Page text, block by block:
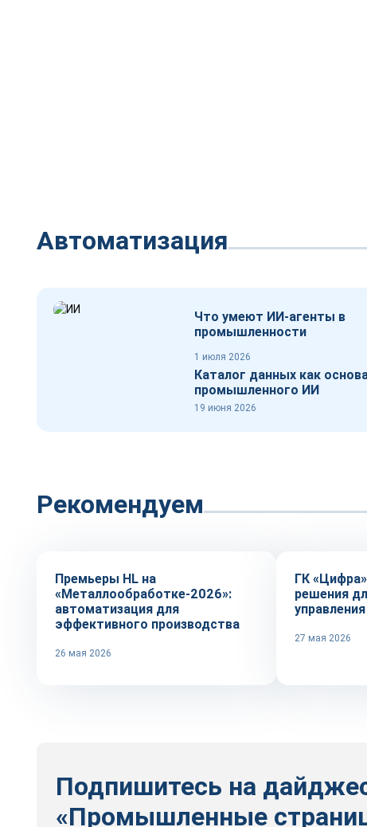
Автоматизация
Что умеют ИИ-агенты в
промышленности
1 июля 2026
Каталог данных как
промышленного ИИ
19 июня 2026
Рекомендуем
Премьеры HL на
«Металлообработке-2026»:
автоматизация для
эффективного производства
26 мая 2026
ГК
решения
27 мая 2026
Подпишитесь на
«Промышленные